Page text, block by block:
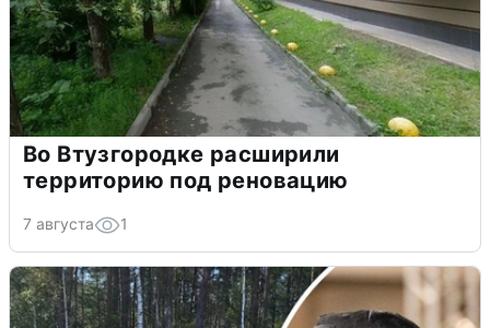
Во Втузгородке расширили
территорию под реновацию
7 августа 1